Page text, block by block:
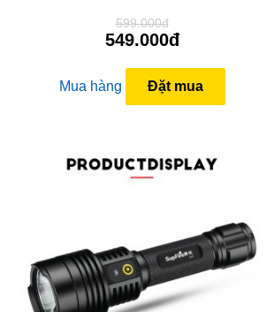
599.000đ
549.000đ
Mua hàng Đặt mua